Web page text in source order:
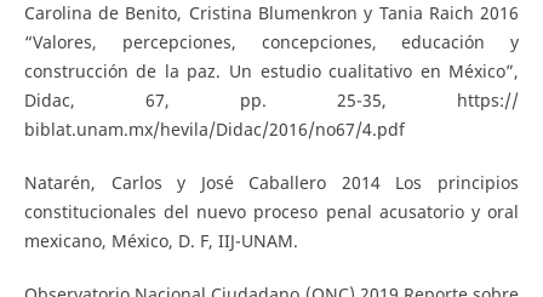
Carolina de Benito, Cristina Blumenkron y Tania Raich 2016
“Valores, percepciones, concepciones, educación y
construcción de la paz. Un estudio cualitativo en México”,
Didac, 67, pp. 25-35, https://
biblat.unam.mx/hevila/Didac/2016/no67/4.pdf
Natarén, Carlos y José Caballero 2014 Los principios
constitucionales del nuevo proceso penal acusatorio y oral
mexicano, México, D. F, IIJ-UNAM.